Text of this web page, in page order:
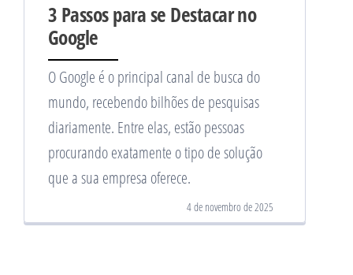
3 Passos para se Destacar no
Google
O Google é o principal canal de busca do
mundo, recebendo bilhões de pesquisas
diariamente. Entre elas, estão pessoas
procurando exatamente o tipo de solução
que a sua empresa oferece.
4 de novembro de 2025